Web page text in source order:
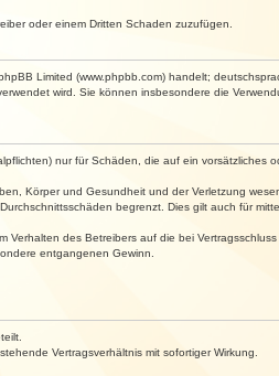
oder einem Dritten Schaden zuzufügen.
Limited (www.phpbb.com) handelt;
wird. Sie können insbesondere die
nur für Schäden, die auf ein vorsätzliches
Körper und Gesundheit und der Verletzung
begrenzt. Dies gilt auch für
des Betreibers auf die bei
entgangenen Gewinn.
Vertragsverhältnis mit sofortiger Wirkung.